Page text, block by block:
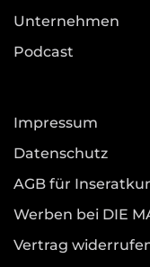
Unternehmen
Podcast
Impressum
Datenschutz
AGB für
Werben bei DIE
Vertrag